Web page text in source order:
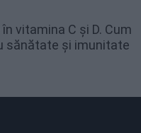
vitamina C și D. Cum
sănătate și imunitate